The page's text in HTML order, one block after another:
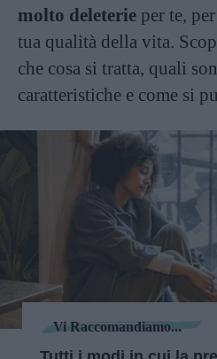
molto deleterie per te,
tua qualità della vita.
che cosa si tratta, quali
caratteristiche e come si
Vi Raccomandiamo...